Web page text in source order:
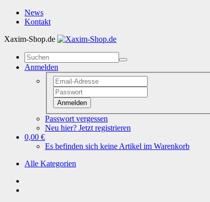
News
Kontakt
Xaxim-Shop.de
Anmelden
Anmelden
Passwort vergessen
Neu hier? Jetzt registrieren
0,00 €
Es befinden sich keine Artikel im Warenkorb
Alle Kategorien